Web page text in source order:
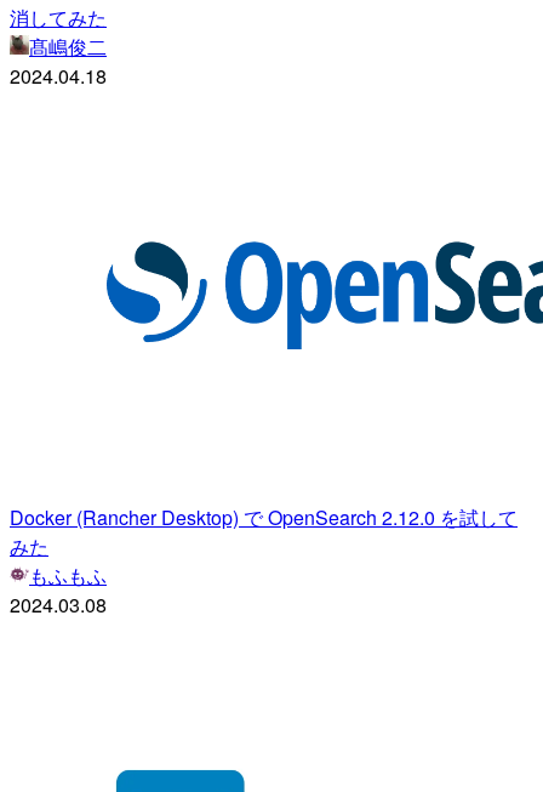
消してみた
髙嶋俊二
2024.04.18
Docker (Rancher Desktop) で OpenSearch 2.12.0 を試して
みた
もふもふ
2024.03.08